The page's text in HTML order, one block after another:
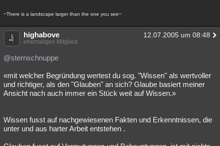
~There is a landscape larger than the one you see~
highabove 12.07.2005 um 08:48
ehemaliges Mitglied
@sternschnuppe
«mit welcher Begründung wertest du sog. "Wissen" als wertvoller
und richtiger, als den "Glauben" an sich? Glaube basiert meiner
Ansicht nach auch immer ein Stück weit auf Wissen.»
Wissen fusst auf nachgewiesenen Fakten und Erkenntnissen, die
unter und aus harter Arbeit entstehen .